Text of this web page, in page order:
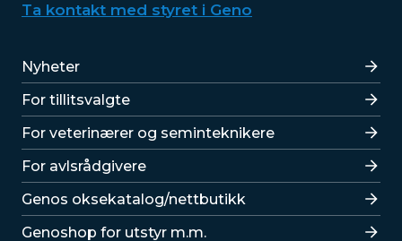
Ta kontakt med styret i Geno
Lenker
Nyheter
For tillitsvalgte
For veterinærer og seminteknikere
For avlsrådgivere
Lenker
Genos oksekatalog/nettbutikk
Genoshop for utstyr m.m.